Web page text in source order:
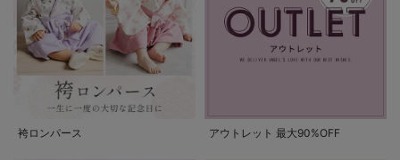
袴ロンパース アウトレット 最大90%OFF